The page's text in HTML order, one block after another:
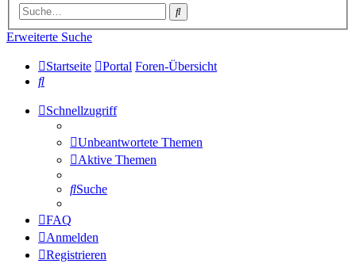
Suche
Erweiterte Suche
Startseite Portal Foren-Übersicht
Suche
Schnellzugriff
Unbeantwortete Themen
Aktive Themen
Suche
FAQ
Anmelden
Registrieren